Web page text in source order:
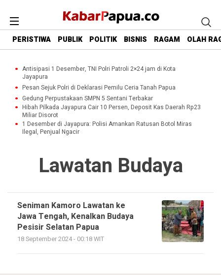
PERISTIWA PUBLIK POLITIK BISNIS RAGAM OLAH
Antisipasi 1 Desember, TNI Polri Patroli 2×24 jam di Kota
Jayapura
Pesan Sejuk Polri di Deklarasi Pemilu Ceria Tanah Papua
Gedung Perpustakaan SMPN 5 Sentani Terbakar
Hibah Pilkada Jayapura Cair 10 Persen, Deposit Kas Daerah Rp23
Miliar Disorot
1 Desember di Jayapura: Polisi Amankan Ratusan Botol Miras
Ilegal, Penjual Ngacir
Lawatan Budaya
Seniman Kamoro Lawatan ke
Jawa Tengah, Kenalkan Budaya
Pesisir Selatan Papua
18 September 2024 - 00:18 WIT